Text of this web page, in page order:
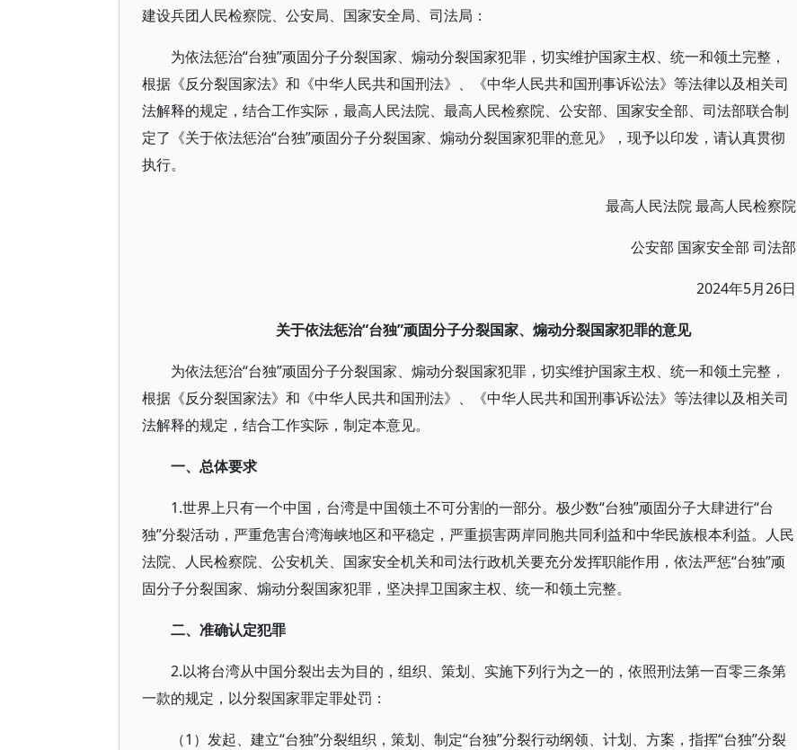
建设兵团人民检察院、公安局、国家安全局、司法局：
为依法惩治“台独”顽固分子分裂国家、煽动分裂国家犯罪，切实维护国家主权、统一和领土完整，
根据《反分裂国家法》和《中华人民共和国刑法》、《中华人民共和国刑事诉讼法》等法律以及相关司
法解释的规定，结合工作实际，最高人民法院、最高人民检察院、公安部、国家安全部、司法部联合制
定了《关于依法惩治“台独”顽固分子分裂国家、煽动分裂国家犯罪的意见》，现予以印发，请认真贯彻
执行。
最高人民法院 最高人民检察院
公安部 国家安全部 司法部
2024年5月26日
关于依法惩治“台独”顽固分子分裂国家、煽动分裂国家犯罪的意见
为依法惩治“台独”顽固分子分裂国家、煽动分裂国家犯罪，切实维护国家主权、统一和领土完整，
根据《反分裂国家法》和《中华人民共和国刑法》、《中华人民共和国刑事诉讼法》等法律以及相关司
法解释的规定，结合工作实际，制定本意见。
一、总体要求
1.世界上只有一个中国，台湾是中国领土不可分割的一部分。极少数“台独”顽固分子大肆进行“台
独”分裂活动，严重危害台湾海峡地区和平稳定，严重损害两岸同胞共同利益和中华民族根本利益。人民
法院、人民检察院、公安机关、国家安全机关和司法行政机关要充分发挥职能作用，依法严惩“台独”顽
固分子分裂国家、煽动分裂国家犯罪，坚决捍卫国家主权、统一和领土完整。
二、准确认定犯罪
2.以将台湾从中国分裂出去为目的，组织、策划、实施下列行为之一的，依照刑法第一百零三条第
一款的规定，以分裂国家罪定罪处罚：
（1）发起、建立“台独”分裂组织，策划、制定“台独”分裂行动纲领、计划、方案，指挥“台独”分裂